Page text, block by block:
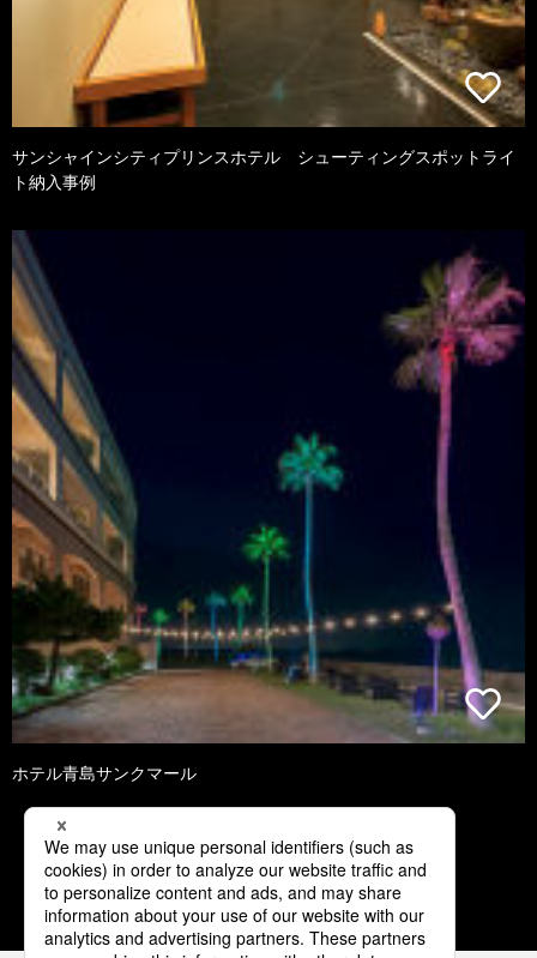
サンシャインシティプリンスホテル シューティングスポットライ
ト納入事例
ホテル青島サンクマール
2 3 4 5 6